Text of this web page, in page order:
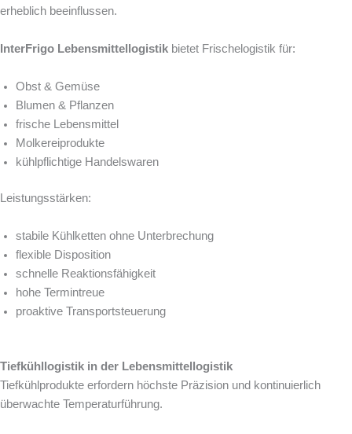
erheblich beeinflussen.
InterFrigo Lebensmittellogistik bietet Frischelogistik für:
Obst & Gemüse
Blumen & Pflanzen
frische Lebensmittel
Molkereiprodukte
kühlpflichtige Handelswaren
Leistungsstärken:
stabile Kühlketten ohne Unterbrechung
flexible Disposition
schnelle Reaktionsfähigkeit
hohe Termintreue
proaktive Transportsteuerung
Tiefkühllogistik in der Lebensmittellogistik
Tiefkühlprodukte erfordern höchste Präzision und kontinuierlich
überwachte Temperaturführung.